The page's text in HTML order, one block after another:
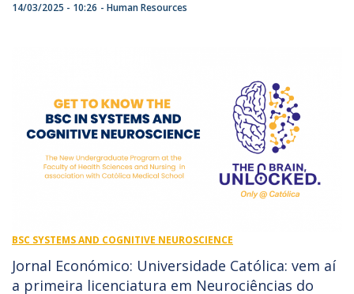
14/03/2025 - 10:26 Human Resources
BSC SYSTEMS AND COGNITIVE NEUROSCIENCE
Jornal Económico: Universidade Católica: vem aí
a primeira licenciatura em Neurociências do